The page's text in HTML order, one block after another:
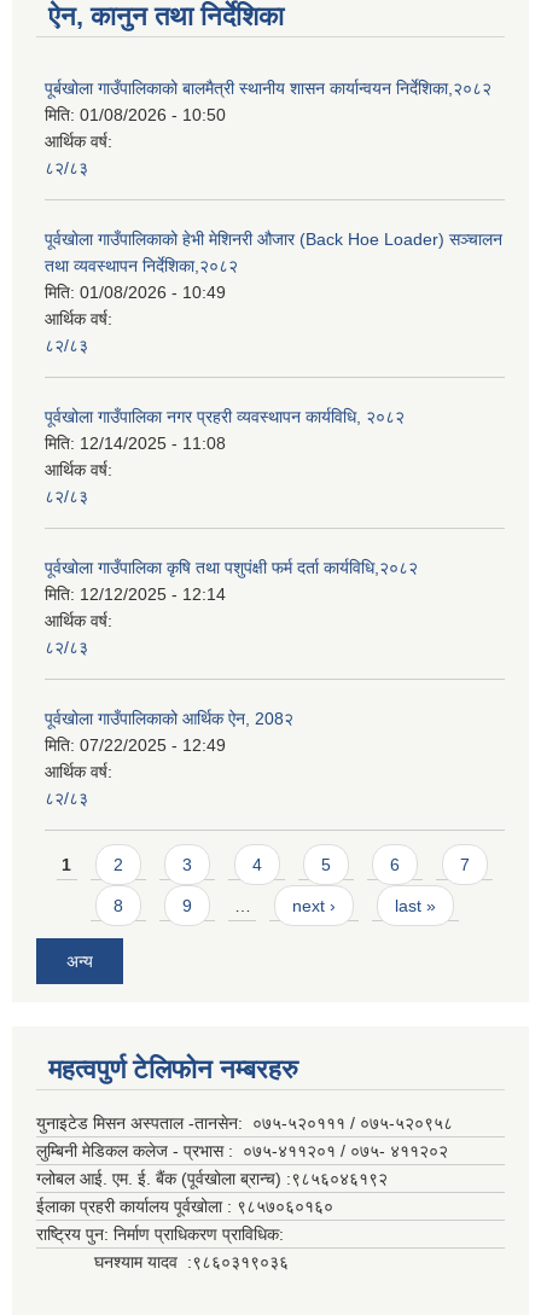
ऐन, कानुन तथा निर्देशिका
पूर्बखोला गाउँपालिकाको बालमैत्री स्थानीय शासन कार्यान्वयन निर्देशिका,२०८२
मिति: 01/08/2026 - 10:50
आर्थिक वर्ष:
८२/८३
पूर्वखोला गाउँपालिकाको हेभी मेशिनरी औजार (Back Hoe Loader) सञ्चालन
तथा व्यवस्थापन निर्देशिका,२०८२
मिति: 01/08/2026 - 10:49
आर्थिक वर्ष:
८२/८३
पूर्वखोला गाउँपालिका नगर प्रहरी व्यवस्थापन कार्यविधि, २०८२
मिति: 12/14/2025 - 11:08
आर्थिक वर्ष:
८२/८३
पूर्वखोला गाउँपालिका कृषि तथा पशुपंक्षी फर्म दर्ता कार्यविधि,२०८२
मिति: 12/12/2025 - 12:14
आर्थिक वर्ष:
८२/८३
पूर्वखोला गाउँपालिकाको आर्थिक ऐन, 208२
मिति: 07/22/2025 - 12:49
आर्थिक वर्ष:
८२/८३
Pages
1 2 3 4 5 6 7
8 9 next › last »
अन्य
महत्वपुर्ण टेलिफोन नम्बरहरु
युनाइटेड मिसन अस्पताल -तानसेन: ०७५-५२०१११ / ०७५-५२०९५८
लुम्बिनी मेडिकल कलेज - प्रभास : ०७५-४११२०१ / ०७५- ४११२०२
ग्लोबल आई. एम. ई. बैंक (पूर्वखोला ब्रान्च) :९८५६०४६१९२
ईलाका प्रहरी कार्यालय पूर्वखोला : ९८५७०६०१६०
राष्ट्रिय पुन: निर्माण प्राधिकरण प्राविधिक:
घनश्याम यादव :९८६०३१९०३६